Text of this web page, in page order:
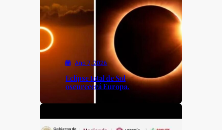
Ago 7, 2026
Eclipse total de Sol
oscurecerá Europa.